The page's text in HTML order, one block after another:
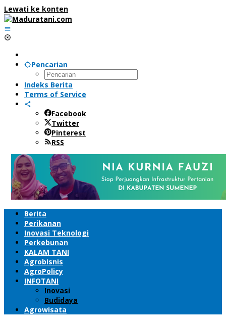
Lewati ke konten
Pencarian
Indeks Berita
Terms of Service
Facebook
Twitter
Pinterest
RSS
Berita
Perikanan
Inovasi Teknologi
Perkebunan
KALAM TANI
Agrobisnis
AgroPolicy
INFOTANI
Inovasi
Budidaya
Agrowisata